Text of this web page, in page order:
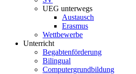
UEG unterwegs
Austausch
Erasmus
Wettbewerbe
Unterricht
Begabtenförderung
Bilingual
Computergrundbildung